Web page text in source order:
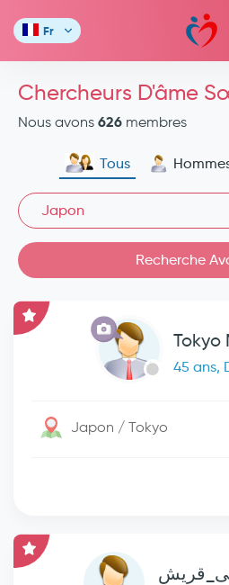
Fr
Chercheurs D'âme
Nous avons 626 membres
Tous
Japon
Recherche
Tokyo
45 ans,
Japon / Tokyo